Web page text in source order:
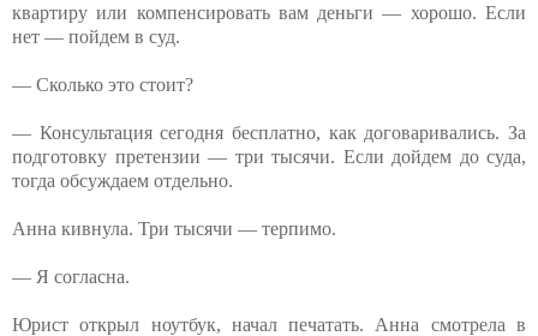
квартиру или компенсировать вам деньги — хорошо. Если
нет — пойдем в суд.
— Сколько это стоит?
— Консультация сегодня бесплатно, как договаривались. За
подготовку претензии — три тысячи. Если дойдем до суда,
тогда обсуждаем отдельно.
Анна кивнула. Три тысячи — терпимо.
— Я согласна.
Юрист открыл ноутбук, начал печатать. Анна смотрела в